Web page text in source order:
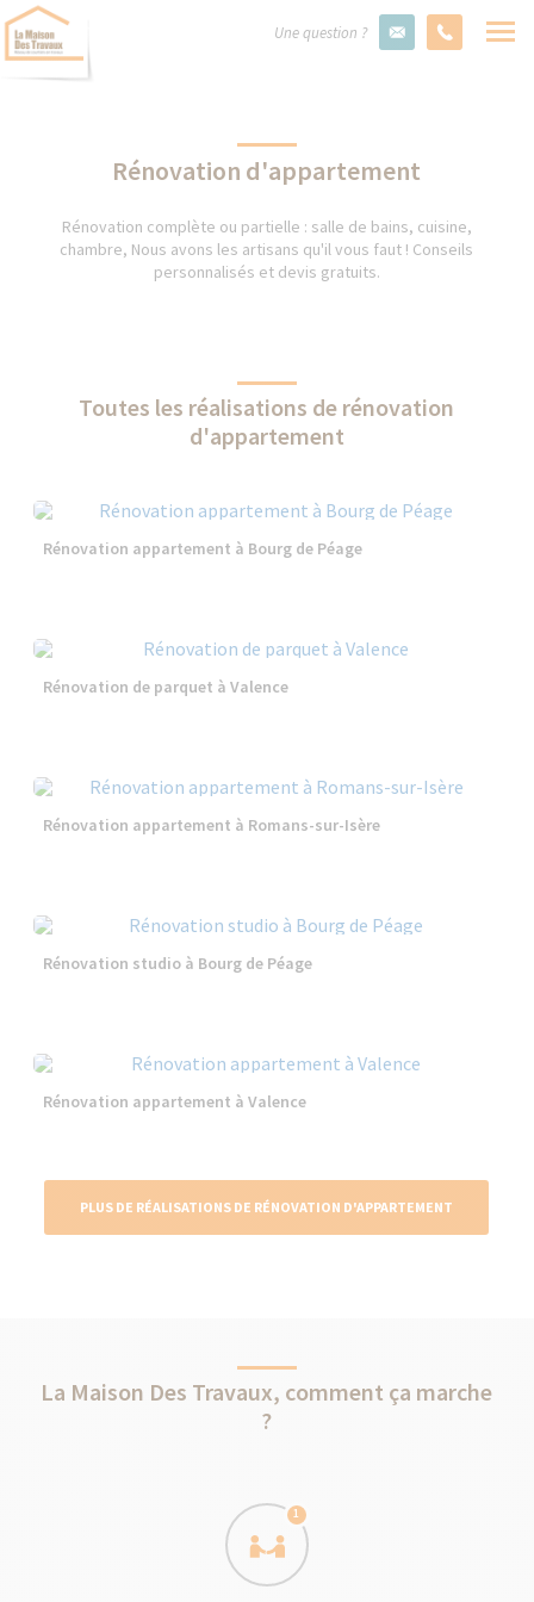
Une question ?
Rénovation d'appartement
Rénovation complète ou partielle : salle de bains, cuisine,
chambre, Nous avons les artisans qu'il vous faut ! Conseils
personnalisés et devis gratuits.
Toutes les réalisations de rénovation
d'appartement
Rénovation appartement à Bourg de Péage
Rénovation de parquet à Valence
Rénovation appartement à Romans-sur-Isère
Rénovation studio à Bourg de Péage
Rénovation appartement à Valence
PLUS DE RÉALISATIONS DE RÉNOVATION D'APPARTEMENT
La Maison Des Travaux, comment ça marche
?
1